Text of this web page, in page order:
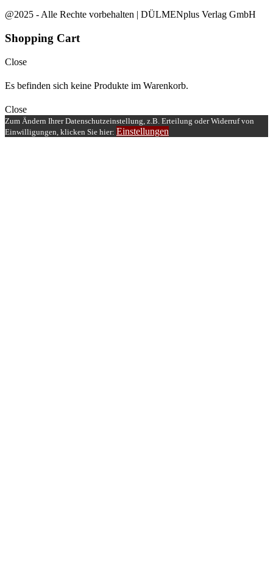
@2025 - Alle Rechte vorbehalten | DÜLMENplus Verlag GmbH
Shopping Cart
Close
Es befinden sich keine Produkte im Warenkorb.
Close
Zum Ändern Ihrer Datenschutzeinstellung, z.B. Erteilung oder Widerruf von
Einwilligungen, klicken Sie hier: Einstellungen